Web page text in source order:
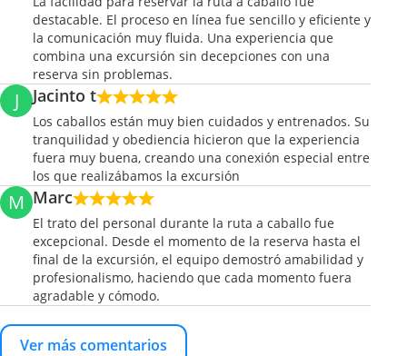
destacable. El proceso en línea fue sencillo y eficiente y
la comunicación muy fluida. Una experiencia que
combina una excursión sin decepciones con una
reserva sin problemas.
J Jacinto t
Los caballos están muy bien cuidados y entrenados. Su
tranquilidad y obediencia hicieron que la experiencia
fuera muy buena, creando una conexión especial entre
los que realizábamos la excursión
M Marc
El trato del personal durante la ruta a caballo fue
excepcional. Desde el momento de la reserva hasta el
final de la excursión, el equipo demostró amabilidad y
profesionalismo, haciendo que cada momento fuera
agradable y cómodo.
Ver más comentarios